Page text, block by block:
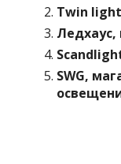
Twin
SWG,